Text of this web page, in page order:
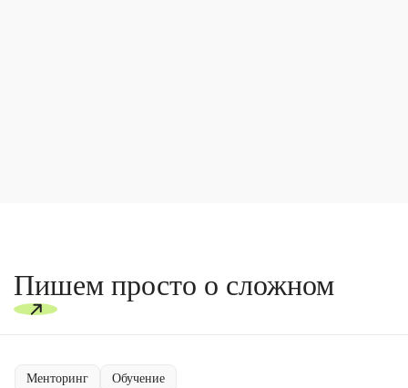
Пишем просто о сложном
Менторинг Обучение